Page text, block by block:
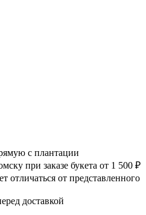
с плантации
при заказе букета от 1 500 ₽
отличаться от представленного
доставкой